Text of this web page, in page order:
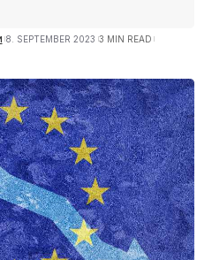
8. SEPTEMBER 2023 3 MIN READ